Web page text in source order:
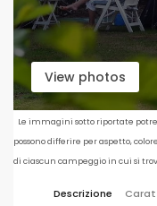
View photos
Le immagini sotto riportate
possono differire per aspetto,
di ciascun campeggio in cui si
Descrizione